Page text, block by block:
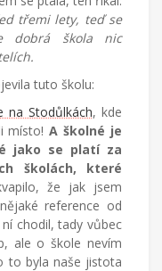
třemi lety, teď se
dobrá škola nic
tuto školu:
na Stodůlkách, kde
místo!A školné je
jako se platí za
školách, které
že jak jsem
reference od
chodil, tady vůbec
ale o škole nevím
to byla naše jistota